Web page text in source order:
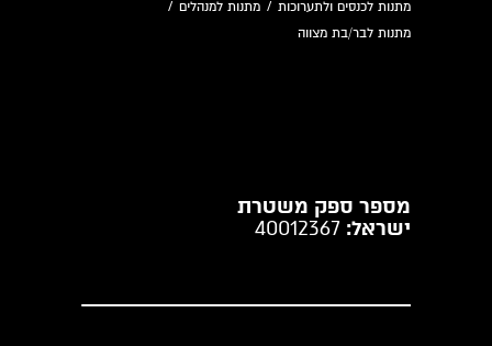
מתנות לכנסים ולתערוכות / מתנות למנהלים /
מתנות לבר/בת מצווה
מספר ספק משטרת
ישראל: